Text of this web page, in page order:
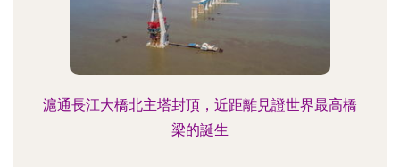
滬通長江大橋北主塔封頂，近距離見證世界最高橋
梁的誕生